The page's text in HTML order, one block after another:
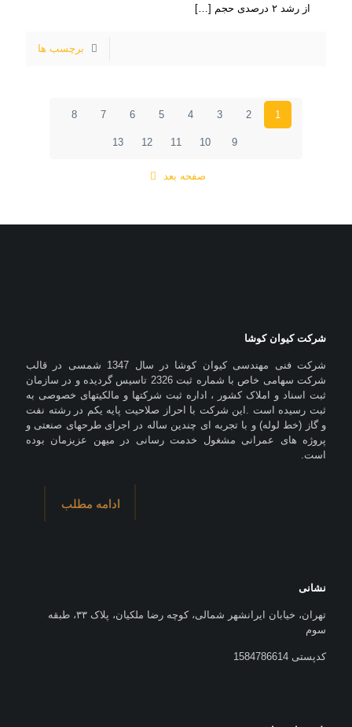
از رشد ۲ درصدی حجم
[…]
برچسب ها
1
2
3
4
5
6
7
8
9
10
11
12
13
صفحه بعد
شرکت کیوان کوشا
شرکت فنی مهندسی کیوان کوشا در سال 1347 شمسی در قالب
شرکت سهامی خاص با شماره ثبت 2326 تاسیس گردیده و در سازمان
ثبت اسناد و املاک کشور ، اداره ثبت شرکتها و مالکیتهای خصوصی به
ثبت رسیده است .این شرکت با احراز صلاحیت پایه یکم در رشته نفت
و گاز (خط لوله) و با تجربه ای چندین ساله در اجرای طرحهای صنعتی و
پروژه های عمرانی مشغول خدمت رسانی در میهن عزیزمان بوده
است.
ادامه مطلب
نشانی
تهران، خیابان ایرانشهر شمالی، کوچه رضا ملکیان، پلاک ۳۳، طبقه
سوم
کدپستی 1584786614